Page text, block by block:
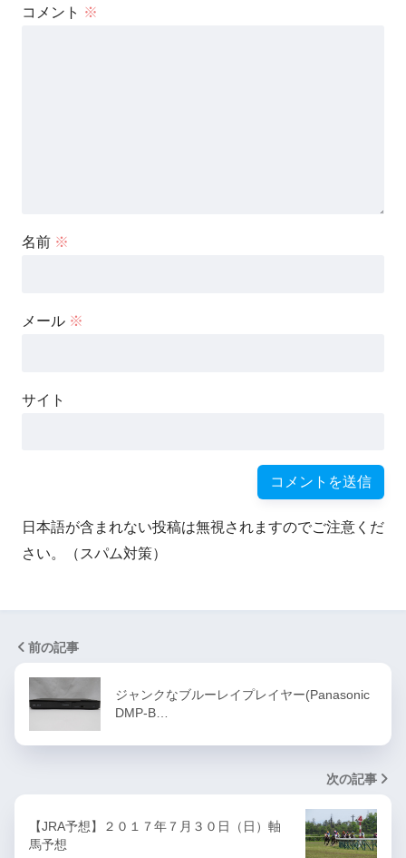
コメント ※
名前 ※
メール ※
サイト
日本語が含まれない投稿は無視されますのでご注意くだ
さい。（スパム対策）
前の記事
ジャンクなブルーレイプレイヤー(Panasonic
DMP-B…
次の記事
【JRA予想】２０１７年７月３０日（日）軸
馬予想